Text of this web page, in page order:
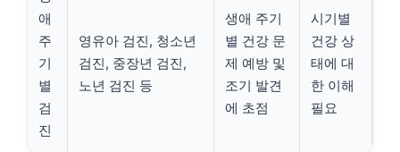
애
주
기
별
검
진
영유아 검진, 청소년
검진, 중장년 검진,
노년 검진 등
생애 주기
별 건강 문
제 예방 및
조기 발견
에 초점
시기별
건강 상
태에 대
한 이해
필요